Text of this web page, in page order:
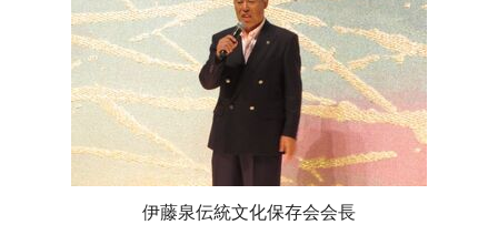
伊藤泉伝統文化保存会会長